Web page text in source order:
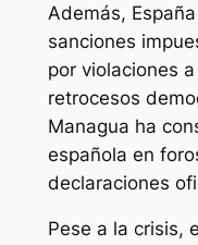
Además,
sanciones
por violaciones
retrocesos
Managua ha
española en
declaraciones
Pese a la crisis,